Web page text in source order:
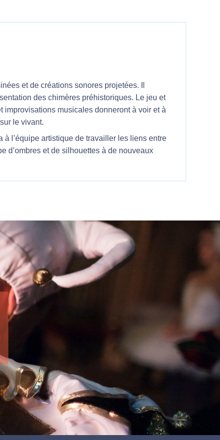
et de créations sonores projetées. Il
des chimères préhistoriques. Le jeu et
improvisations musicales donneront à voir et à
le vivant.
l’équipe artistique de travailler les liens entre
d’ombres et de silhouettes à de nouveaux